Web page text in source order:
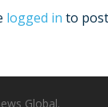
logged in to
Global.